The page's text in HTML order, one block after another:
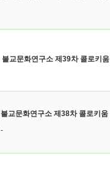
불교문화연구소 제39차 콜로키움
불교문화연구소 제38차 콜로키움
-